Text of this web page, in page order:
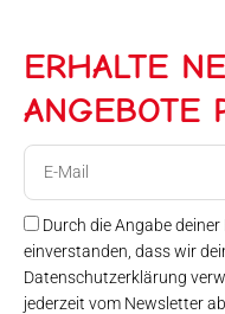
ERHALTE
ANGEBOTE
Durch die Angabe
einverstanden, dass wir
Datenschutzerklärung
jederzeit vom Newsletter